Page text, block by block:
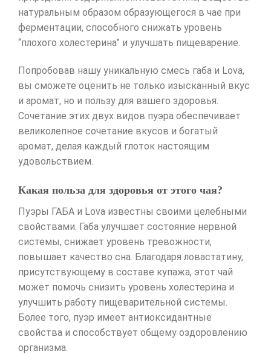
натуральным образом образующегося в чае при
ферментации, способного снижать уровень
“плохого холестерина” и улучшать пищеварение.
Попробовав нашу уникальную смесь габа и Lova,
вы сможете оценить не только изысканный вкус
и аромат, но и пользу для вашего здоровья.
Сочетание этих двух видов пуэра обеспечивает
великолепное сочетание вкусов и богатый
аромат, делая каждый глоток настоящим
удовольствием.
Какая польза для здоровья от этого чая?
Пуэры ГАБА и Lova известны своими целебными
свойствами. Габа улучшает состояние нервной
системы, снижает уровень тревожности,
повышает качество сна. Благодаря ловастатину,
присутствующему в составе купажа, этот чай
может помочь снизить уровень холестерина и
улучшить работу пищеварительной системы.
Более того, пуэр имеет антиоксидантные
свойства и способствует общему оздоровлению
организма.